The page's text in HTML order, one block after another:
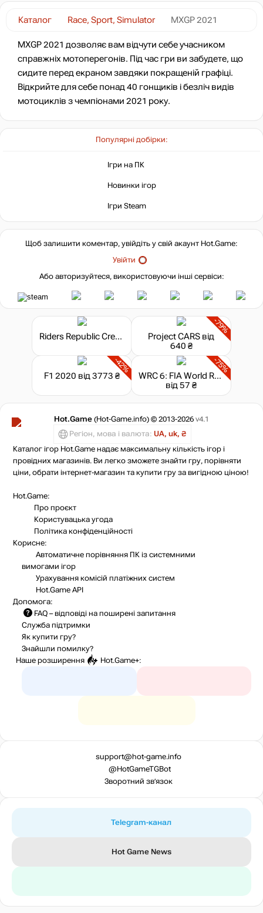
Популярні добірки:
Ігри на ПК
Новинки ігор
Ігри Steam
Каталог Race, Sport, Simulator MXGP 2021
MXGP 2021 дозволяє вам відчути себе учасником
справжніх мотоперегонів. Під час гри ви забудете, що
сидите перед екраном завдяки покращеній графіці.
Відкрийте для себе понад 40 гонщиків і безліч видів
мотоциклів з чемпіонами 2021 року.
Щоб залишити коментар, увійдіть у свій акаунт Hot.Game:
Увійти
Або авторизуйтеся, використовуючи інші сервіси:
Riders Republic Credits
-79%
Project CARS від
640 ₴
-42%
F1 2020 від 3773 ₴
-75%
WRC 6: FIA World Rally Championship
від 57 ₴
Hot.Game (Hot-Game.info) © 2013-2026 v4.1
Регіон, мова і валюта: UA, uk, ₴
Каталог ігор Hot.Game надає максимальну кількість ігор і
провідних магазинів. Ви легко зможете знайти гру, порівняти
ціни, обрати інтернет-магазин та купити гру за вигідною ціною!
Hot.Game:
Про проєкт
Користувацька угода
Політика конфіденційності
Корисне:
Автоматичне порівняння ПК із системними
вимогами ігор
Урахування комісій платіжних систем
Hot.Game API
Допомога:
FAQ – відповіді на поширені запитання
Служба підтримки
Як купити гру?
Знайшли помилку?
Наше розширення
Hot.Game+:
support@hot-game.info
@HotGameTGBot
Зворотний зв’язок
Telegram-канал
Hot Game News